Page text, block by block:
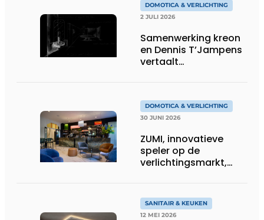
DOMOTICA & VERLICHTING
2 JULI 2026
Samenwerking kreon
en Dennis T’Jampens
vertaalt
DOMOTICA & VERLICHTING
30 JUNI 2026
ZUMI, innovatieve
speler op de
verlichtingsmarkt,
SANITAIR & KEUKEN
12 MEI 2026